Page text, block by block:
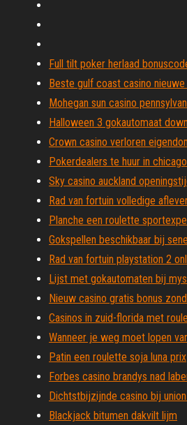
Full tilt poker herlaad
Beste gulf coast casino
Mohegan sun casino
Halloween 3 gokautomaat
Crown casino verloren
Pokerdealers te huur in chicago
Sky casino auckland
Rad van fortuin volledige
Planche een roulette
Gokspellen beschikbaar bij
Rad van fortuin playstation 2
Lijst met gokautomaten bij
Nieuw casino gratis bonus
Casinos in zuid-florida met
Wanneer je weg moet lopen
Patin een roulette soja luna prix
Forbes casino brandys nad
Dichtstbijzijnde casino bij
Blackjack bitumen dakvilt lijm